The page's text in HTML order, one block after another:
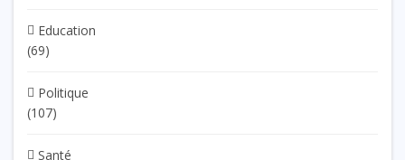
Education
(69)
Politique
(107)
Santé